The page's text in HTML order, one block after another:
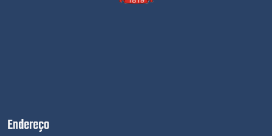
Endereço